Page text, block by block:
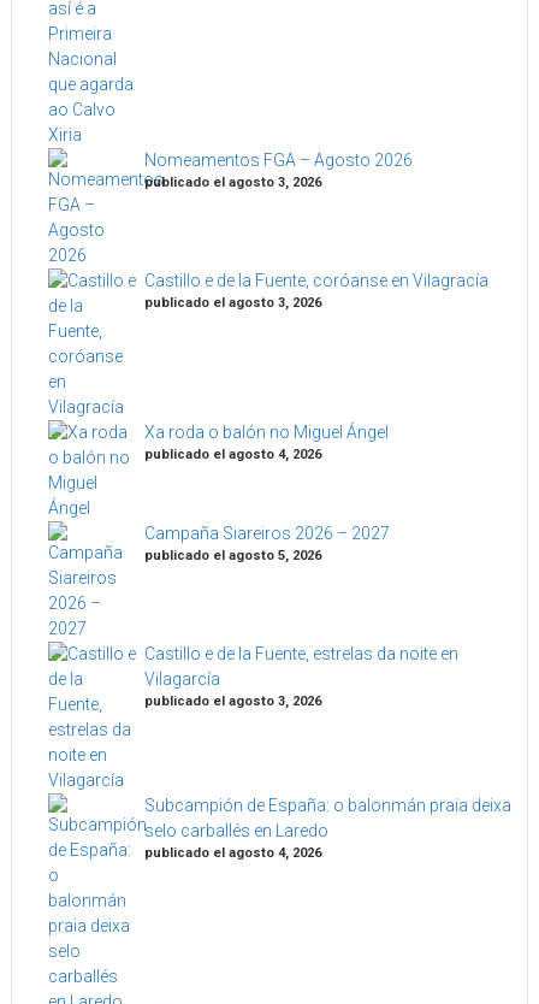
Nomeamentos FGA – Agosto 2026
publicado el agosto 3, 2026
Castillo e de la Fuente, coróanse en Vilagracía
publicado el agosto 3, 2026
Xa roda o balón no Miguel Ángel
publicado el agosto 4, 2026
Campaña Siareiros 2026 – 2027
publicado el agosto 5, 2026
Castillo e de la Fuente, estrelas da noite en
Vilagarcía
publicado el agosto 3, 2026
Subcampión de España: o balonmán praia deixa
selo carballés en Laredo
publicado el agosto 4, 2026